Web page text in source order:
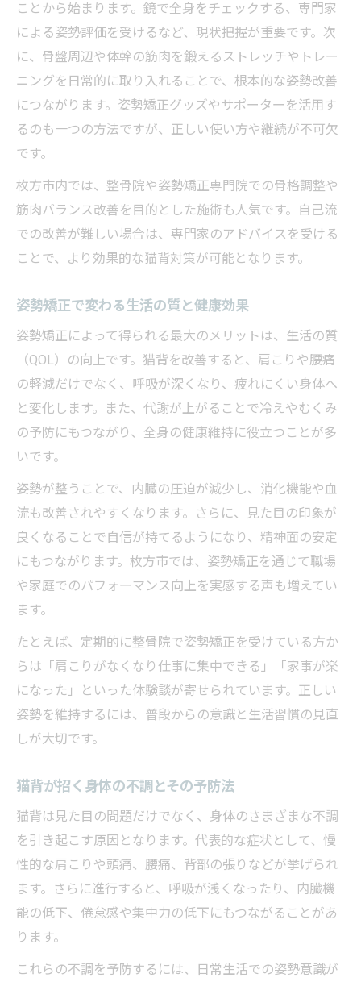
猫背を招きやすい生活習慣とその改善策
座り方や歩き方で差が出る猫背対策とは
姿勢矯正をサポートする日常動作のコツ
整骨院のアドバイスを活かす生活改善法
口コミで話題の猫背に効く簡単ストレッチ
猫背矯正の専門施術で得られる効果とは
骨格バランスを整える猫背改善の技術
保険適用を活用した猫背改善のメリット
正しい姿勢を維持する猫背対策のコツまとめ
猫背を繰り返さない正しい姿勢の習慣化
姿勢矯正グッズ活用と猫背防止のヒント
日常生活で実践できる猫背予防体操法
整骨院の指導を生かした猫背改善ルーティ
口コミで人気の猫背対策と実践ポイント
ことから始まります。鏡で全身をチェックする、専門家
による姿勢評価を受けるなど、現状把握が重要です。次
に、骨盤周辺や体幹の筋肉を鍛えるストレッチやトレー
ニングを日常的に取り入れることで、根本的な姿勢改善
につながります。姿勢矯正グッズやサポーターを活用す
るのも一つの方法ですが、正しい使い方や継続が不可欠
です。
枚方市内では、整骨院や姿勢矯正専門院での骨格調整や
筋肉バランス改善を目的とした施術も人気です。自己流
での改善が難しい場合は、専門家のアドバイスを受ける
ことで、より効果的な猫背対策が可能となります。
姿勢矯正で変わる生活の質と健康効果
姿勢矯正によって得られる最大のメリットは、生活の質
（QOL）の向上です。猫背を改善すると、肩こりや腰痛
の軽減だけでなく、呼吸が深くなり、疲れにくい身体へ
と変化します。また、代謝が上がることで冷えやむくみ
の予防にもつながり、全身の健康維持に役立つことが多
いです。
姿勢が整うことで、内臓の圧迫が減少し、消化機能や血
流も改善されやすくなります。さらに、見た目の印象が
良くなることで自信が持てるようになり、精神面の安定
にもつながります。枚方市では、姿勢矯正を通じて職場
や家庭でのパフォーマンス向上を実感する声も増えてい
ます。
たとえば、定期的に整骨院で姿勢矯正を受けている方か
らは「肩こりがなくなり仕事に集中できる」「家事が楽
になった」といった体験談が寄せられています。正しい
姿勢を維持するには、普段からの意識と生活習慣の見直
しが大切です。
猫背が招く身体の不調とその予防法
猫背は見た目の問題だけでなく、身体のさまざまな不調
を引き起こす原因となります。代表的な症状として、慢
性的な肩こりや頭痛、腰痛、背部の張りなどが挙げられ
ます。さらに進行すると、呼吸が浅くなったり、内臓機
能の低下、倦怠感や集中力の低下にもつながることがあ
ります。
これらの不調を予防するには、日常生活での姿勢意識が